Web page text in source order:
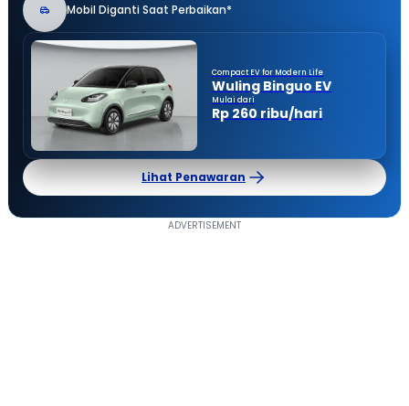
Mobil Diganti Saat Perbaikan*
Compact EV for Modern Life
Wuling Binguo EV
Mulai dari
Rp 260 ribu/hari
Lihat Penawaran